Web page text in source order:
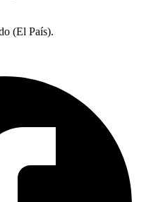
(El País).